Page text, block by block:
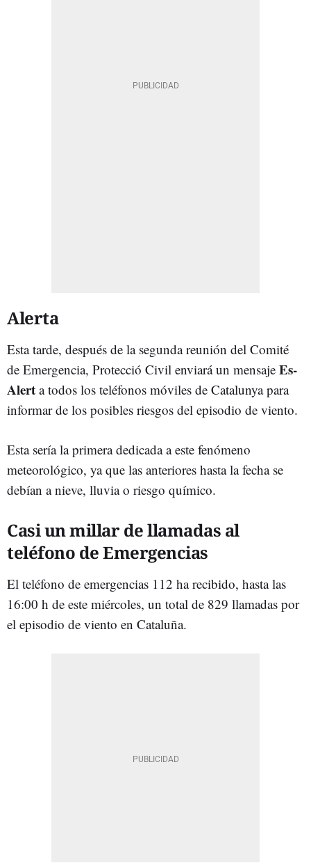
Alerta
Esta tarde, después de la segunda reunión del Comité
de Emergencia, Protecció Civil enviará un mensaje Es-
Alert a todos los teléfonos móviles de Catalunya para
informar de los posibles riesgos del episodio de viento.
Esta sería la primera dedicada a este fenómeno
meteorológico, ya que las anteriores hasta la fecha se
debían a nieve, lluvia o riesgo químico.
Casi un millar de llamadas al
teléfono de Emergencias
El teléfono de emergencias 112 ha recibido, hasta las
16:00 h de este miércoles, un total de 829 llamadas por
el episodio de viento en Cataluña.